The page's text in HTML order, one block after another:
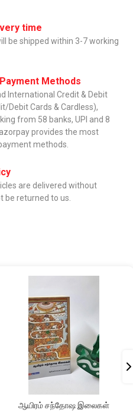
time
be shipped within 3-7 working
Methods
International Credit & Debit
Debit Cards & Cardless),
from 58 banks, UPI and 8
provides the most
methods.
are delivered without
be returned to us.
ஆயிரம் சந்தோஷ இலைகள்